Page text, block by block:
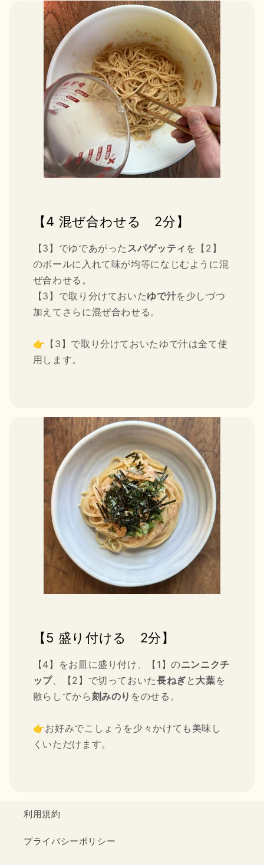
【4 混ぜ合わせる 2分】
【3】でゆであがった スパゲッティ を【2】
のボールに入れて味が均等になじむように混
ぜ合わせる。
【3】で取り分けておいたゆで汁を少しづつ
加えてさらに混ぜ合わせる。
👉【3】で取り分けておいたゆで汁は全て使
用します。
【5 盛り付ける 2分】
【4】をお皿に盛り付け、【1】のニンニクチ
ップ、【2】で切っておいた長ねぎ と 大葉を
散らしてから刻みのり をのせる。
👉お好みでこしょうを少々かけても美味し
くいただけます。
利用規約
プライバシーポリシー